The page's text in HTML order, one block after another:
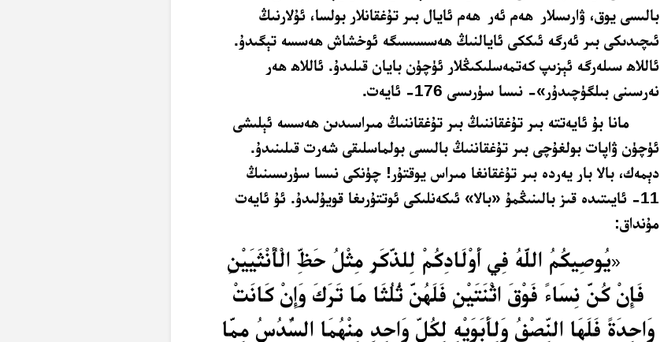
بالىسى يوق، ۋارىسلار ھەم ئەر ھەم ئايال بىر تۇغقانلار بولسا، ئۇلارنىڭ
ئىچىدىكى بىر ئەرگە ئىككى ئايالنىڭ ھەسسىسىگە ئوخشاش ھەسسە تېگىدۇ.
ئاللاھ سىلەرگە ئېزىپ كەتمەسلىكىڭلار ئۈچۈن بايان قىلىدۇ. ئاللاھ ھەر
نەرسىنى بىلگۈچىدۇر»- نىسا سۈرىسى 176- ئايەت.
مانا بۇ ئايەتتە بىر تۇغقاننىڭ بىر تۇغقاننىڭ مىراسىدىن ھەسسە ئېلىشى
ئۈچۈن ۋاپات بولغۇچى بىر تۇغقاننىڭ بالىسى بولماسلىقى شەرت قىلىنىدۇ.
دېمەك، بالا بار يەردە بىر تۇغقانغا مىراس يوقتۇر! چۈنكى نىسا سۈرىسىنىڭ
11- ئايىتىدە قىز بالىنىڭمۇ «بالا» ئىكەنلىكى ئوتتۇرىغا قويۇلىدۇ. ئۇ ئايەت
مۇنداق:
«يُوصِيكُمُ اللَّهُ فِي أَوْلَادِكُمْ لِلذَّكَرِ مِثْلُ حَظِّ الْأُنْثَيَيْنِ
فَإِنْ كُنَّ نِسَاءً فَوْقَ اثْنَتَيْنِ فَلَهُنَّ ثُلُثَا مَا تَرَكَ وَإِنْ كَانَتْ
وَاحِدَةً فَلَهَا النِّصْفُ وَلِأَبَوَيْهِ لِكُلِّ وَاحِدٍ مِنْهُمَا السُّدُسُ مِمَّا